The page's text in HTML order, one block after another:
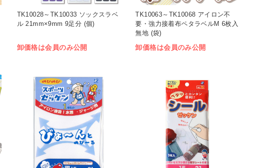
TK10028～TK10033 ソックスラベ
ル 21mm×9mm 9足分 (個)
卸価格は会員のみ公開
TK10063～TK10068 アイロン不
要・強力接着布ペタラベルM 6枚入
無地 (袋)
卸価格は会員のみ公開